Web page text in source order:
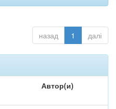
назад 1 далі
Автор(и)